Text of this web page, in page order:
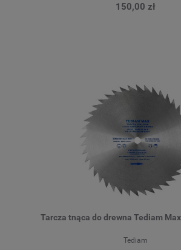
150,00 zł
Tarcza tnąca do drewna Tediam
Tediam